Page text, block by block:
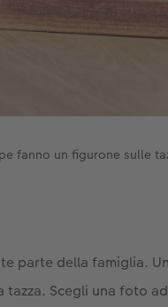
fanno un figurone sulle
parte della famiglia.
Scegli una foto